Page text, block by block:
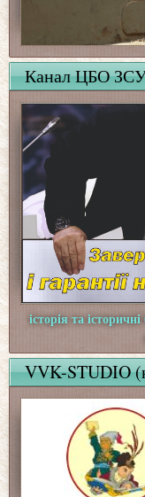
Канал ЦБО
історія та
VVK-STUDIO